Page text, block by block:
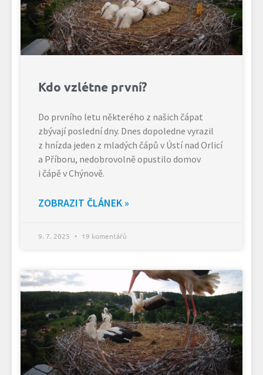
Kdo vzlétne první?
Do prvního letu některého z našich čápat
zbývají poslední dny. Dnes dopoledne vyrazil
z hnízda jeden z mladých čápů v Ústí nad Orlicí
a Příboru, nedobrovolně opustilo domov
i čápě v Chýnově.
ZOBRAZIT ČLÁNEK »
9. 7. 2025 19 komentářů